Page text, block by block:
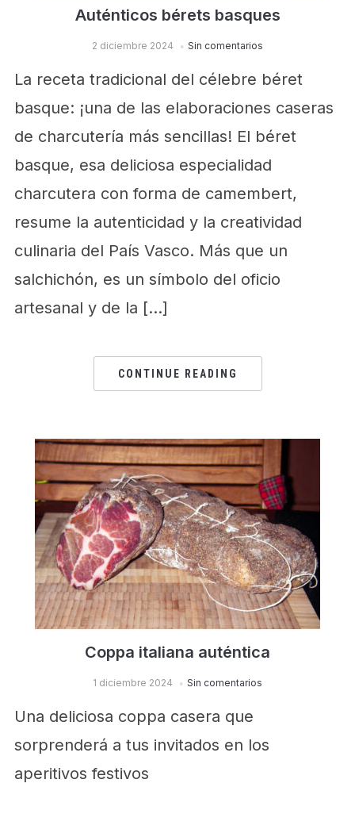
Auténticos bérets basques
2 diciembre 2024 Sin comentarios
La receta tradicional del célebre béret
basque: ¡una de las elaboraciones caseras
de charcutería más sencillas! El béret
basque, esa deliciosa especialidad
charcutera con forma de camembert,
resume la autenticidad y la creatividad
culinaria del País Vasco. Más que un
salchichón, es un símbolo del oficio
artesanal y de la […]
CONTINUE READING
Coppa italiana auténtica
1 diciembre 2024 Sin comentarios
Una deliciosa coppa casera que
sorprenderá a tus invitados en los
aperitivos festivos